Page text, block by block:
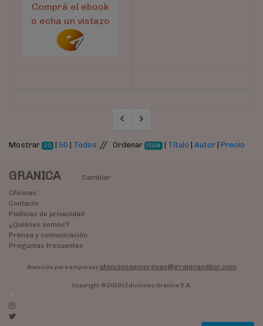
Comprá el ebook
o echa un vistazo
Mostrar 20 | 50 Todos // Ordenar ISBN Título |Autor |Precio
GRANICA
Cambiar
Oficinas
Contacto
Políticas de privacidad
¿Quiénes somos?
Prensa y comunicación
Preguntas frecuentes
Atención para empresas atencionaempresas@granicaeditor.com
Copyright © 2019 | Ediciones Granica S.A.